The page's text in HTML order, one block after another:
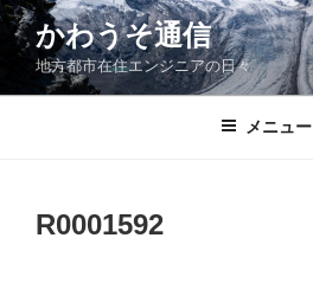
コ
ン
ン
かわうそ通信
地方都市在住エンジニアの日々
メニュー
R0001592